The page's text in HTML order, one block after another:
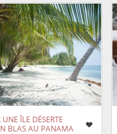
ÎLE DÉSERTE
BLAS AU PANAMA